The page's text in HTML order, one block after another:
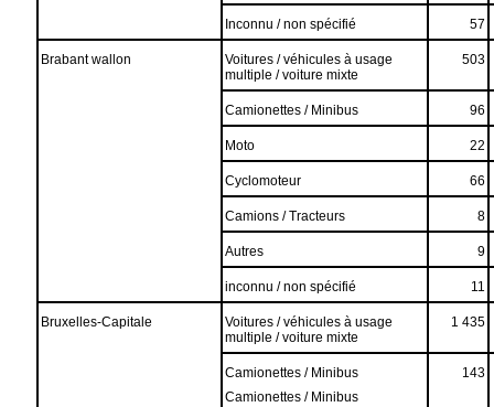
Inconnu / non spécifié 57
Brabant wallon
Voitures / véhicules à usage
multiple / voiture mixte
503
Camionettes / Minibus 96
Moto 22
Cyclomoteur 66
Camions / Tracteurs 8
Autres 9
inconnu / non spécifié 11
Bruxelles-Capitale
Voitures / véhicules à usage
multiple / voiture mixte
1 435
Camionettes / Minibus
Camionettes / Minibus
143